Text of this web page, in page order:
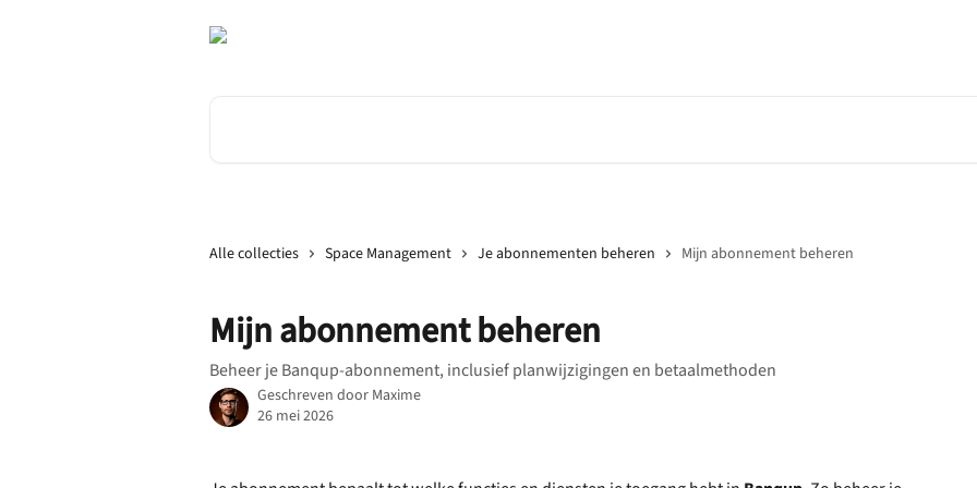
Alle collecties Space Management Je abonnementen beheren Mijn abonnement beheren
Mijn abonnement beheren
Beheer je Banqup-abonnement, inclusief planwijzigingen en betaalmethoden
Geschreven door Maxime
26 mei 2026